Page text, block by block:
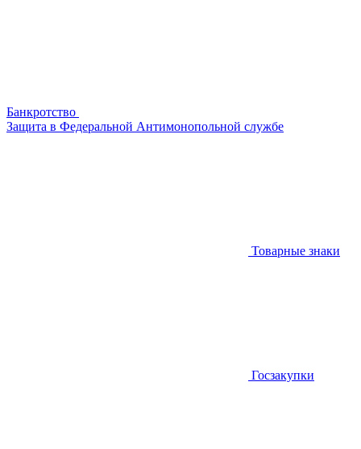
Банкротство
Защита в Федеральной Антимонопольной службе
Товарные знаки
Госзакупки